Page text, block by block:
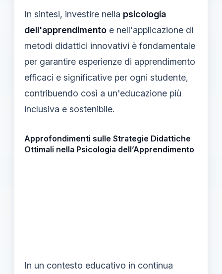
In sintesi, investire nella psicologia
dell'apprendimento e nell'applicazione di
metodi didattici innovativi è fondamentale
per garantire esperienze di apprendimento
efficaci e significative per ogni studente,
contribuendo così a un'educazione più
inclusiva e sostenibile.
Approfondimenti sulle Strategie Didattiche
Ottimali nella Psicologia dell’Apprendimento
In un contesto educativo in continua